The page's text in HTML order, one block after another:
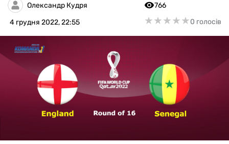
БУКМЕКЕРИ
Олександр Кудря
4 грудня 2022, 22:55
766
★★★★★
★★★★★0 голосів